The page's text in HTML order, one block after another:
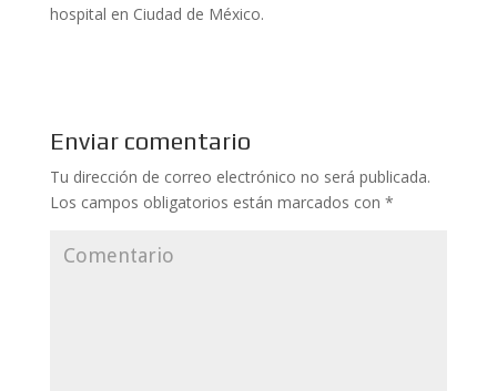
hospital en Ciudad de México.
Enviar comentario
Tu dirección de correo electrónico no será publicada.
Los campos obligatorios están marcados con *